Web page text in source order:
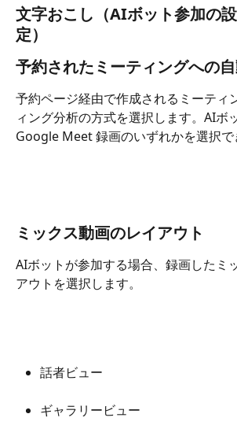
文字おこし（AIボット参加の
定）
予約されたミーティングへの
予約ページ経由で作成されるミーティ
ィング分析の方式を選択します。AIボ
Google Meet 録画のいずれかを選択で
ミックス動画のレイアウト
AIボットが参加する場合、録画したミ
アウトを選択します。
話者ビュー
ギャラリービュー